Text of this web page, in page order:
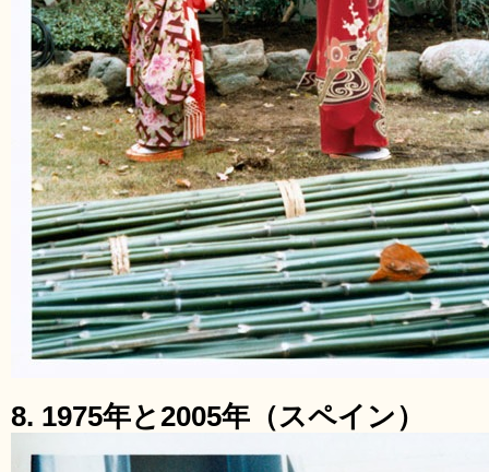
8. 1975年と2005年（スペイン）